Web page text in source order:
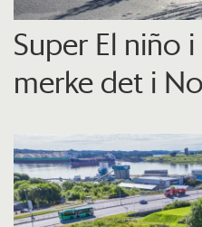
Super El niño
merke det i